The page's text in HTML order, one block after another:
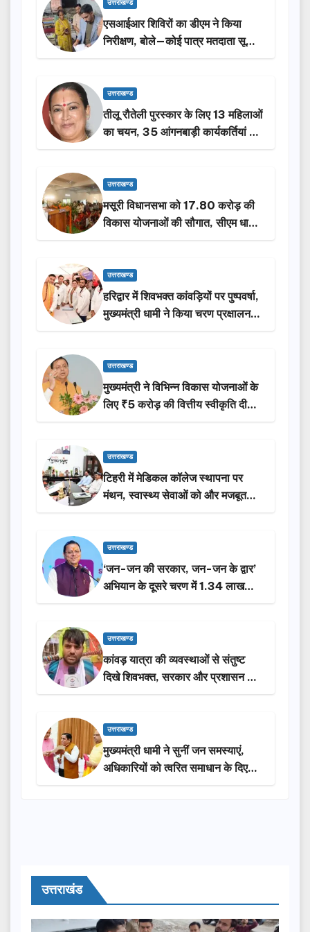
उत्तराखण्ड
एसआईआर शिविरों का डीएम ने किया
निरीक्षण, बोले—कोई पात्र मतदाता सूची
से न छूटे…
उत्तराखण्ड
तीलू रौतेली पुरस्कार के लिए 13 महिलाओं
का चयन, 35 आंगनबाड़ी कार्यकर्तियां भी
होंगी सम्मानित…
उत्तराखण्ड
मसूरी विधानसभा को 17.80 करोड़ की
विकास योजनाओं की सौगात, सीएम धामी
ने किया लोकार्पण-शिलान्यास.
उत्तराखण्ड
हरिद्वार में शिवभक्त कांवड़ियों पर पुष्पवर्षा,
मुख्यमंत्री धामी ने किया चरण प्रक्षालन…
उत्तराखण्ड
मुख्यमंत्री ने विभिन्न विकास योजनाओं के
लिए ₹5 करोड़ की वित्तीय स्वीकृति दी…
उत्तराखण्ड
टिहरी में मेडिकल कॉलेज स्थापना पर
मंथन, स्वास्थ्य सेवाओं को और मजबूत
करेगी सरकार: मुख्यमंत्री धामी…
उत्तराखण्ड
‘जन-जन की सरकार, जन-जन के द्वार’
अभियान के दूसरे चरण में 1.34 लाख
लोगों की भागीदारी…
उत्तराखण्ड
कांवड़ यात्रा की व्यवस्थाओं से संतुष्ट
दिखे शिवभक्त, सरकार और प्रशासन की
सराहना…
उत्तराखण्ड
मुख्यमंत्री धामी ने सुनीं जन समस्याएं,
अधिकारियों को त्वरित समाधान के दिए
निर्देश
उत्तराखंड